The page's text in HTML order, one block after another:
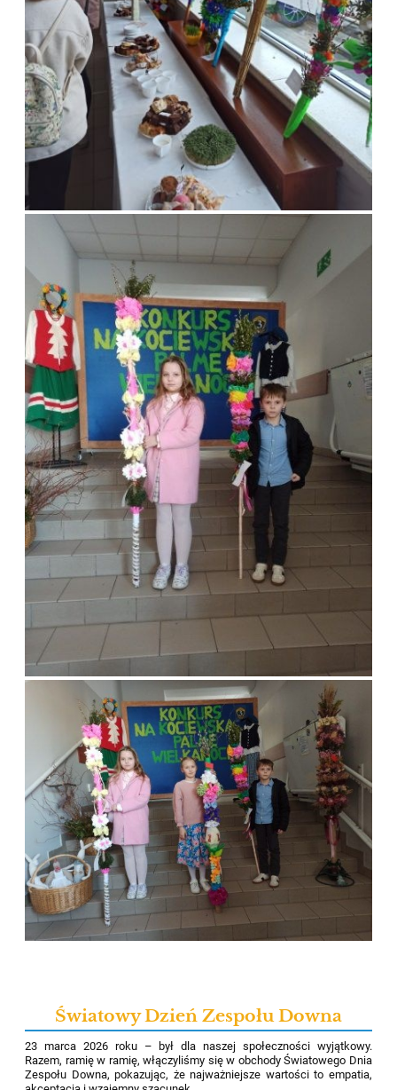
Światowy Dzień Zespołu Downa
23 marca 2026 roku – był dla naszej społeczności wyjątkowy.
Razem, ramię w ramię, włączyliśmy się w obchody Światowego Dnia
Zespołu Downa, pokazując, że najważniejsze wartości to empatia,